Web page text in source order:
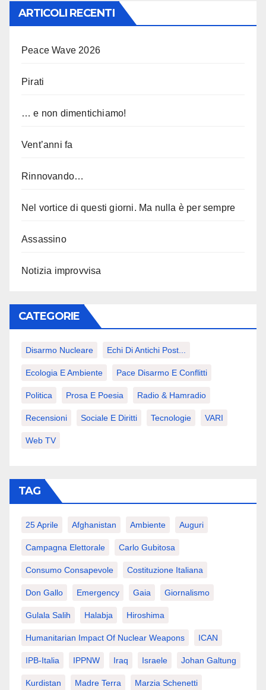
ARTICOLI RECENTI
Peace Wave 2026
Pirati
… e non dimentichiamo!
Vent’anni fa
Rinnovando…
Nel vortice di questi giorni. Ma nulla è per sempre
Assassino
Notizia improvvisa
CATEGORIE
Disarmo Nucleare Echi Di Antichi Post...
Ecologia E Ambiente Pace Disarmo E Conflitti
Politica Prosa E Poesia Radio & Hamradio
Recensioni Sociale E Diritti Tecnologie VARI
Web TV
TAG
25 Aprile Afghanistan Ambiente Auguri
Campagna Elettorale Carlo Gubitosa
Consumo Consapevole Costituzione Italiana
Don Gallo Emergency Gaia Giornalismo
Gulala Salih Halabja Hiroshima
Humanitarian Impact Of Nuclear Weapons ICAN
IPB-Italia IPPNW Iraq Israele Johan Galtung
Kurdistan Madre Terra Marzia Schenetti